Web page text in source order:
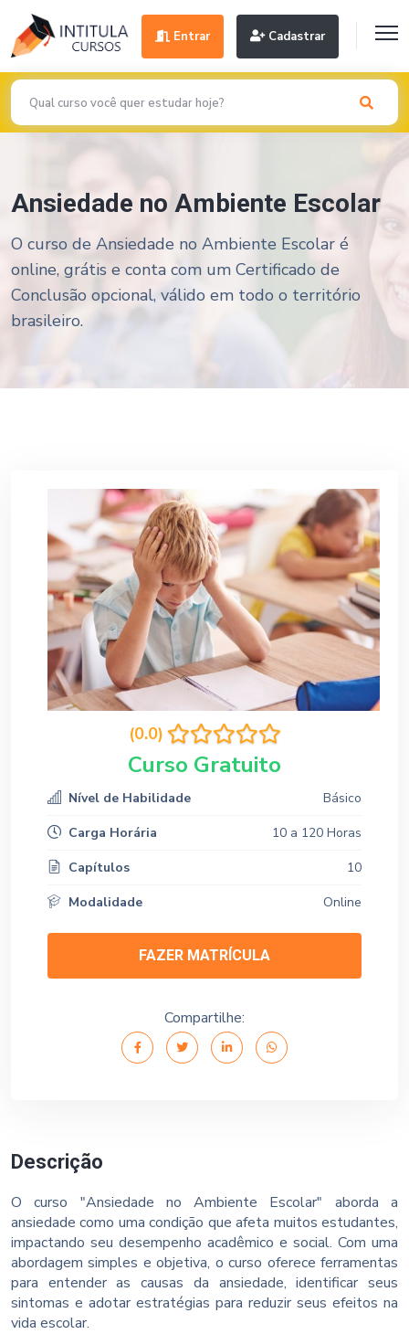
Entrar Cadastrar
Ansiedade no Ambiente Escolar
O curso de Ansiedade no Ambiente Escolar é
online, grátis e conta com um Certificado de
Conclusão opcional, válido em todo o território
brasileiro.
Descrição
O curso "Ansiedade no Ambiente Escolar" aborda a
ansiedade como uma condição que afeta muitos estudantes,
impactando seu desempenho acadêmico e social. Com uma
abordagem simples e objetiva, o curso oferece ferramentas
para entender as causas da ansiedade, identificar seus
sintomas e adotar estratégias para reduzir seus efeitos na
vida escolar.
(0.0)
Curso Gratuito
Nível de Habilidade
Básico
Carga Horária
10 a 120 Horas
Capítulos
10
Modalidade
Online
FAZER MATRÍCULA
Compartilhe: